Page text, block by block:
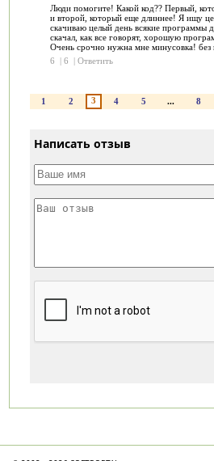
Люди помогите! Какой код?? Первый,
и второй, который еще длиннее! Я ищу
скачиваю целый день всякие программы
скачал, как все говорят, хорошую
Очень срочно нужна мне минусовка! без
6
| 6 | Ответить
1 2 3 4 5 ... 8
Написать отзыв